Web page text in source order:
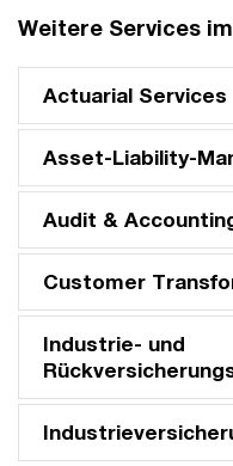
Weitere Services
Actuarial Services
Asset-Liability-
Audit &
Customer
Industrie- und